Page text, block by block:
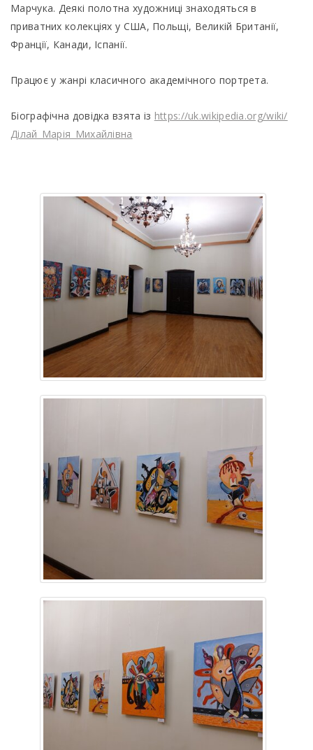
Марчука. Деякі полотна художниці знаходяться в
приватних колекціях у США, Польщі, Великій Британії,
Франції, Канади, Іспанії.
Працює у жанрі класичного академічного портрета.
Біографічна довідка взята із https://uk.wikipedia.org/wiki/
Ділай_Марія_Михайлівна